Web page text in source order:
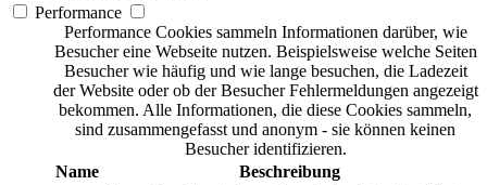
Performance
Performance Cookies sammeln Informationen darüber, wie
Besucher eine Webseite nutzen. Beispielsweise welche Seiten
Besucher wie häufig und wie lange besuchen, die Ladezeit
der Website oder ob der Besucher Fehlermeldungen angezeigt
bekommen. Alle Informationen, die diese Cookies sammeln,
sind zusammengefasst und anonym - sie können keinen
Besucher identifizieren.
Name
Beschreibung